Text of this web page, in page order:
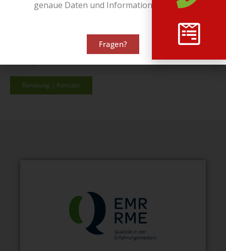
…unsere jahrelange Erfahrungen in den verschiedensten Bereichen.
, welche genau den entscheidenden
Kontaktieren Sie uns noch heute unverbindlich für eine kostenlose
Beratung | Kontakt
genaue Daten und Informationen folgen!
Fragen?